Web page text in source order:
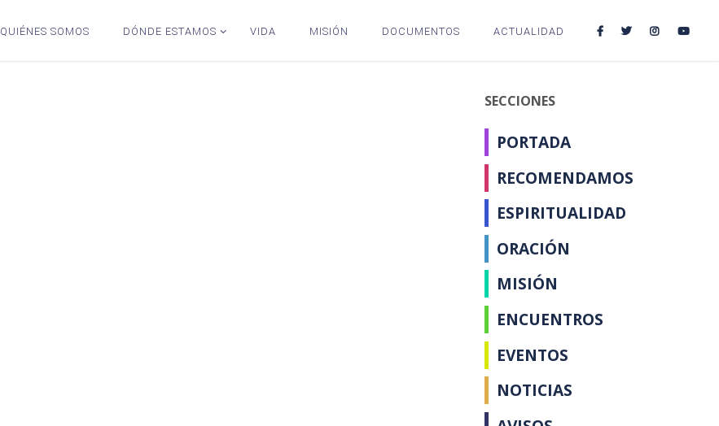
QUIÉNES SOMOS DÓNDE ESTAMOS VIDA MISIÓN DOCUMENTOS ACTUALIDAD
SECCIONES
PORTADA
RECOMENDAMOS
ESPIRITUALIDAD
ORACIÓN
MISIÓN
ENCUENTROS
EVENTOS
NOTICIAS